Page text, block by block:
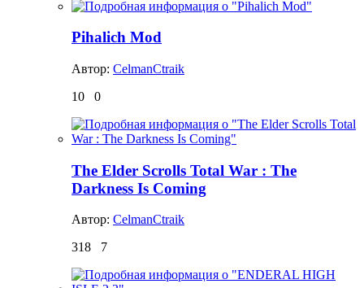
Pihalich Mod
Автор: CelmanCtraik
10
0
The Elder Scrolls Total War : The
Darkness Is Coming
Автор: CelmanCtraik
318
7